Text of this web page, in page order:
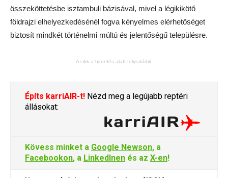
összeköttetésbe isztambuli bázisával, mivel a légikikötő
földrajzi elhelyezkedésénél fogva kényelmes elérhetőséget
biztosít mindkét történelmi múltú és jelentőségű településre.
A cikk a hirdetés alatt folytatódik.
Építs karriAIR-t! Nézd meg a legújabb reptéri
állásokat:
Kövess minket a Google Newson, a
Facebookon, a LinkedInen és az X-en!